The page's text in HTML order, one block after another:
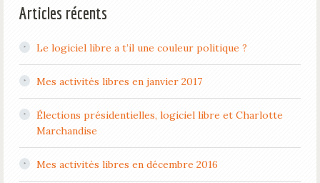
Articles récents
Le logiciel libre a t’il une couleur politique ?
Mes activités libres en janvier 2017
Élections présidentielles, logiciel libre et Charlotte
Marchandise
Mes activités libres en décembre 2016